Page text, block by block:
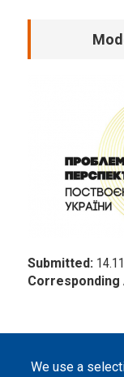
Submitted:
Corresponding
We use a